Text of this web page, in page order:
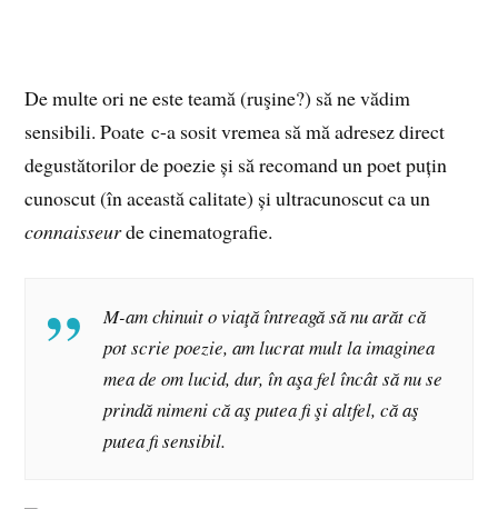
De multe ori ne este teamă (ruşine?) să ne vădim
sensibili. Poate c-a sosit vremea să mă adresez direct
degustătorilor de poezie și să recomand un poet puțin
cunoscut (în această calitate) și ultracunoscut ca un
connaisseurde cinematografie.
M-am chinuit o viaţă întreagă să nu arăt că
pot scrie poezie, am lucrat mult la imaginea
mea de om lucid, dur, în aşa fel încât să nu se
prindă nimeni că aş putea fi şi altfel, că aş
putea fi sensibil.